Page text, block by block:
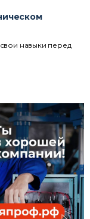
навыки перед